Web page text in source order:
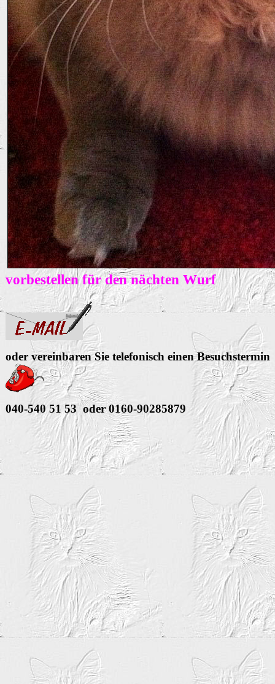
vorbestellen für den nächten Wurf
oder vereinbaren Sie telefonisch einen Besuchstermin
040-540 51 53 oder 0160-90285879